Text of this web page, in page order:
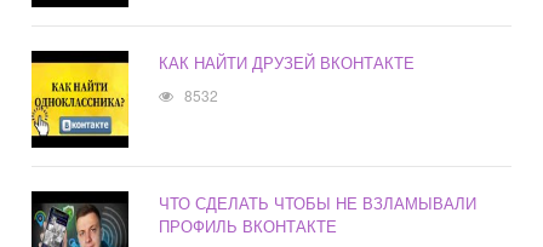
КАК НАЙТИ ДРУЗЕЙ ВКОНТАКТЕ
8532
ЧТО СДЕЛАТЬ ЧТОБЫ НЕ ВЗЛАМЫВАЛИ
ПРОФИЛЬ ВКОНТАКТЕ